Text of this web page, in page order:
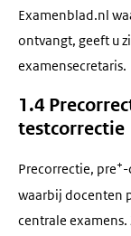
Examenblad.nl
ontvangt, geeft u
examensecretaris.
1.4
testcorrectie
Precorrectie, pre+-
waarbij docenten
centrale